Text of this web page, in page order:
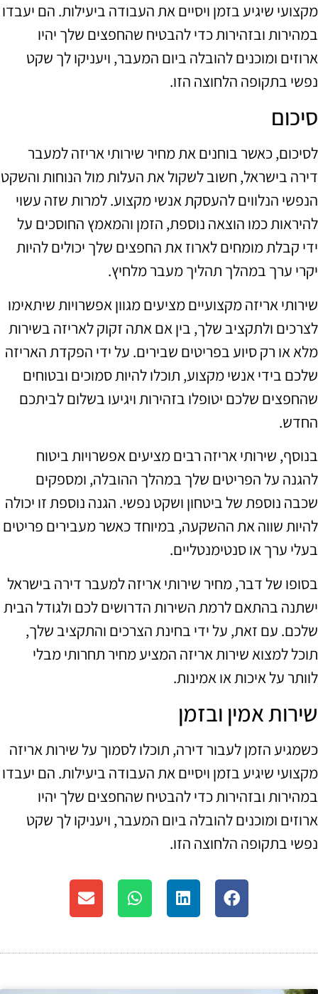
מקצועי שיגיע בזמן ויסיים את העבודה ביעילות. הם יעבדו
במהירות ובזהירות כדי להבטיח שהחפצים שלך יהיו
ארוזים ומוכנים להובלה ביום המעבר, ויעניקו לך שקט
נפשי בתקופה הלחוצה הזו.
סיכום
לסיכום, כאשר בוחנים את מחיר שירותי אריזה למעבר
דירה בישראל, חשוב לשקול את העלות מול הנוחות והשקט
הנפשי הנלווים להעסקת אנשי מקצוע. למרות שזה עשוי
להיראות כמו הוצאה נוספת, הזמן והמאמץ החוסכים על
ידי קבלת מומחים לארוז את החפצים שלך יכולים להיות
יקרי ערך במהלך תהליך מעבר מלחיץ.
שירותי אריזה מקצועיים מציעים מגוון אפשרויות שיתאימו
לצרכים ולתקציב שלך, בין אם אתה זקוק לאריזה בשירות
מלא או רק סיוע בפריטים שבירים. על ידי הפקדת האריזה
שלכם בידי אנשי מקצוע, תוכלו להיות סמוכים ובטוחים
שהחפצים שלכם יטופלו בזהירות ויגיעו בשלום לביתכם
החדש.
בנוסף, שירותי אריזה רבים מציעים אפשרויות ביטוח
להגנה על הפריטים שלך במהלך ההובלה, ומספקים
שכבה נוספת של ביטחון ושקט נפשי. הגנה נוספת זו יכולה
להיות שווה את ההשקעה, במיוחד כאשר מעבירים פריטים
בעלי ערך או סנטימנטליים.
בסופו של דבר, מחיר שירותי אריזה למעבר דירה בישראל
ישתנה בהתאם לרמת השירות הדרושים לכם ולגודל הבית
שלכם. עם זאת, על ידי בחינת הצרכים והתקציב שלך,
תוכל למצוא שירות אריזה המציע מחיר תחרותי מבלי
לוותר על איכות או אמינות.
שירות אמין ובזמן
כשמגיע הזמן לעבור דירה, תוכלו לסמוך על שירות אריזה
מקצועי שיגיע בזמן ויסיים את העבודה ביעילות. הם יעבדו
במהירות ובזהירות כדי להבטיח שהחפצים שלך יהיו
ארוזים ומוכנים להובלה ביום המעבר, ויעניקו לך שקט
נפשי בתקופה הלחוצה הזו.